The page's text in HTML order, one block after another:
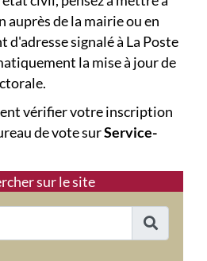
sur le site
de la mairie ou en
d'adresse signalé à La Poste
la mise à jour de
vérifier votre inscription
de vote surService-